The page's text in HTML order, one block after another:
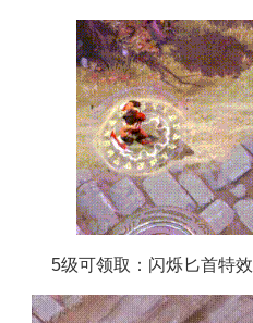
5级可领取：闪烁匕首特效